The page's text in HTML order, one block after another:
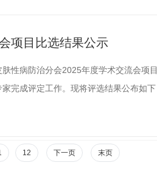
项目比选结果公示
性病防治分会2025年度学术交流会项
完成评定工作。现将评选结果公布如
术交流会成都蜀雅精展会务服务有限公
12 下一页 末页